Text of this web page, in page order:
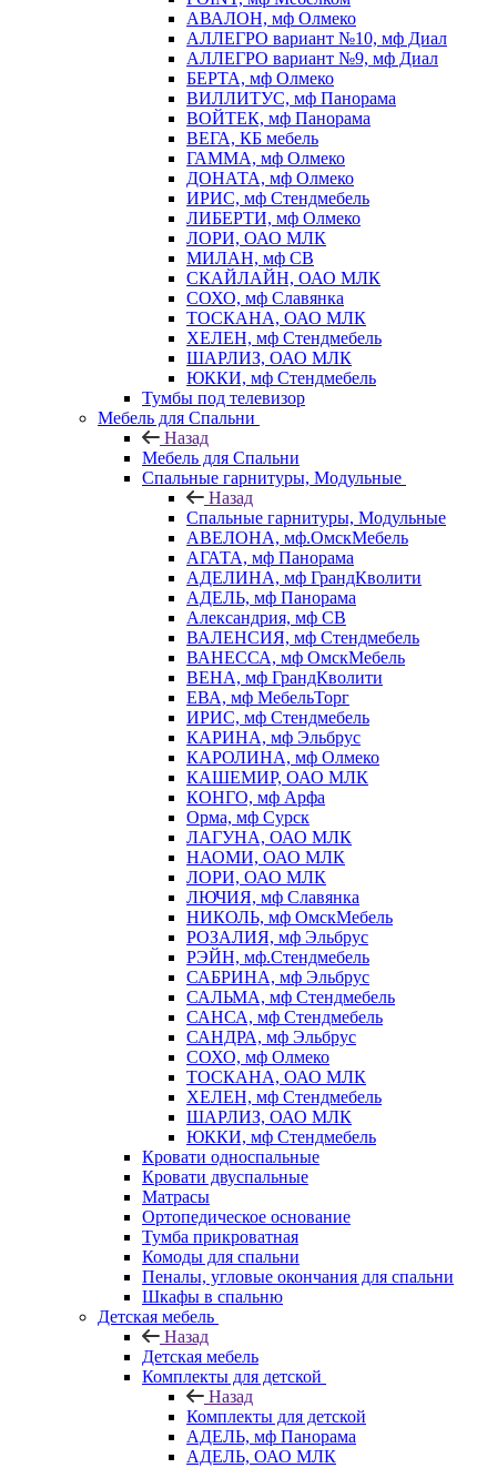
АВАЛОН, мф Олмеко
АЛЛЕГРО вариант №10, мф Диал
АЛЛЕГРО вариант №9, мф Диал
БЕРТА, мф Олмеко
ВИЛЛИТУС, мф Панорама
ВОЙТЕК, мф Панорама
ВЕГА, КБ мебель
ГАММА, мф Олмеко
ДОНАТА, мф Олмеко
ИРИС, мф Стендмебель
ЛИБЕРТИ, мф Олмеко
ЛОРИ, ОАО МЛК
МИЛАН, мф СВ
СКАЙЛАЙН, ОАО МЛК
СОХО, мф Славянка
ТОСКАНА, ОАО МЛК
ХЕЛЕН, мф Стендмебель
ШАРЛИЗ, ОАО МЛК
ЮККИ, мф Стендмебель
Тумбы под телевизор
Мебель для Спальни
Назад
Мебель для Спальни
Спальные гарнитуры, Модульные
Назад
Спальные гарнитуры, Модульные
АВЕЛОНА, мф.ОмскМебель
АГАТА, мф Панорама
АДЕЛИНА, мф ГрандКволити
АДЕЛЬ, мф Панорама
Александрия, мф СВ
ВАЛЕНСИЯ, мф Стендмебель
ВАНЕССА, мф ОмскМебель
ВЕНА, мф ГрандКволити
ЕВА, мф МебельТорг
ИРИС, мф Стендмебель
КАРИНА, мф Эльбрус
КАРОЛИНА, мф Олмеко
КАШЕМИР, ОАО МЛК
КОНГО, мф Арфа
Орма, мф Сурск
ЛАГУНА, ОАО МЛК
НАОМИ, ОАО МЛК
ЛОРИ, ОАО МЛК
ЛЮЧИЯ, мф Славянка
НИКОЛЬ, мф ОмскМебель
РОЗАЛИЯ, мф Эльбрус
РЭЙН, мф.Стендмебель
САБРИНА, мф Эльбрус
САЛЬМА, мф Стендмебель
САНСА, мф Стендмебель
САНДРА, мф Эльбрус
СОХО, мф Олмеко
ТОСКАНА, ОАО МЛК
ХЕЛЕН, мф Стендмебель
ШАРЛИЗ, ОАО МЛК
ЮККИ, мф Стендмебель
Кровати односпальные
Кровати двуспальные
Матрасы
Ортопедическое основание
Тумба прикроватная
Комоды для спальни
Пеналы, угловые окончания для спальни
Шкафы в спальню
Детская мебель
Назад
Детская мебель
Комплекты для детской
Назад
Комплекты для детской
АДЕЛЬ, мф Панорама
АДЕЛЬ, ОАО МЛК